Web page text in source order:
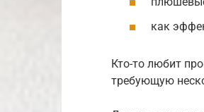
как
Кто-то любит
требующую